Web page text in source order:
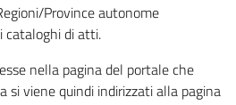
Province autonome
cataloghi di atti.
nella pagina del portale che
si viene quindi indirizzati alla pagina